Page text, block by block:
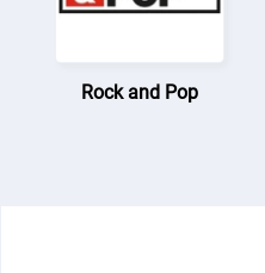
Rock and Pop